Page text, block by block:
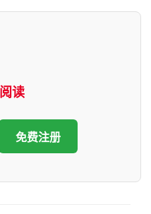
读
免费注册